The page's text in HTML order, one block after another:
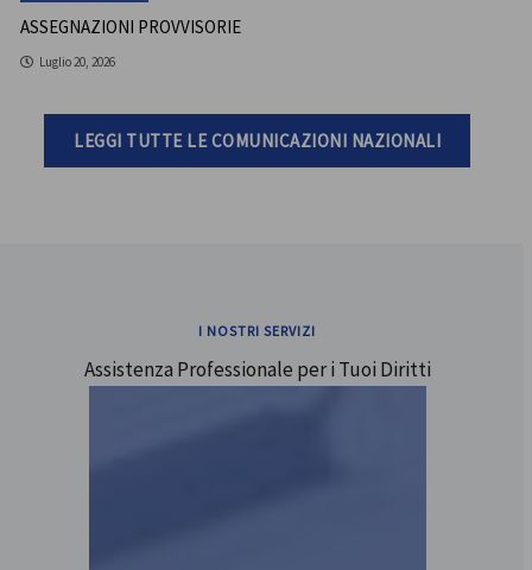
ASSEGNAZIONI PROVVISORIE
Luglio 20, 2026
LEGGI TUTTE LE COMUNICAZIONI NAZIONALI
I NOSTRI SERVIZI
Assistenza Professionale per i Tuoi Diritti